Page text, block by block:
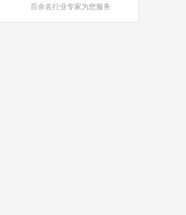
百余名行业专家为您服务